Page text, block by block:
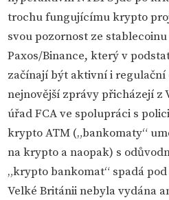
trochu fungujícímu krypto
svou pozornost ze stablecoinu
Paxos/Binance, který v
začínají být aktivní i regulační
nejnovější zprávy přicházejí z
úřad FCA ve spolupráci s
krypto ATM („bankomaty“
na krypto a naopak) s
„krypto bankomat“ spadá
Velké Británii nebyla vydána